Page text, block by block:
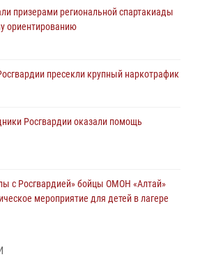
призерами региональной спартакиады
ориентированию
пресекли крупный наркотрафик
Росгвардии оказали помощь
с Росгвардией» бойцы ОМОН «Алтай»
мероприятие для детей в лагере